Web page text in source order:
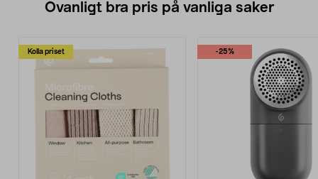
Ovanligt bra pris på vanliga saker
Kolla priset -25%